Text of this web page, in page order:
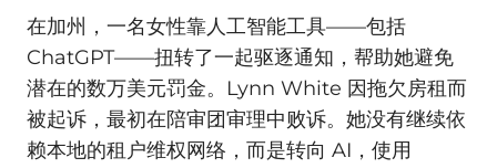
在加州，一名女性靠人工智能工具——包括
ChatGPT——扭转了一起驱逐通知，帮助她避免
潜在的数万美元罚金。Lynn White 因拖欠房租而
被起诉，最初在陪审团审理中败诉。她没有继续依
赖本地的租户维权网络，而是转向 AI，使用